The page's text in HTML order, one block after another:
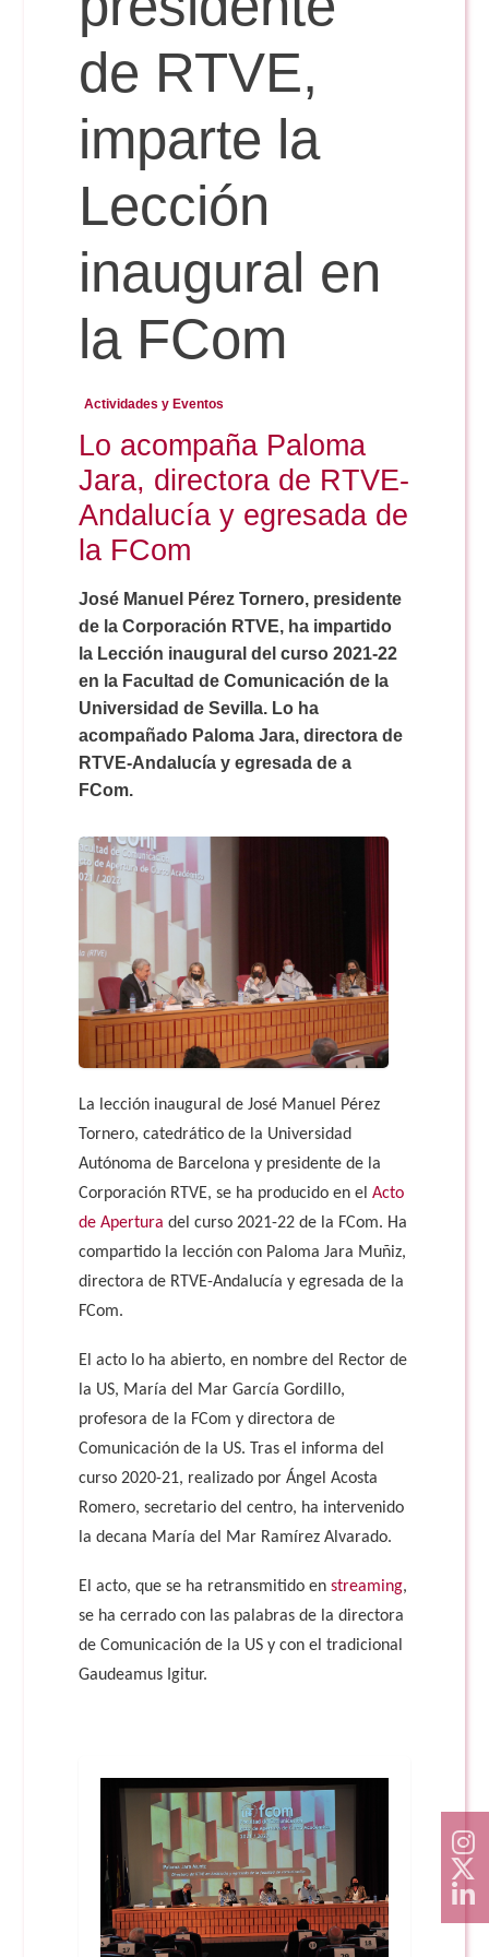
Reservas
Calendario Lectivo
Horarios
Periodismo
Publicidad y RR.PP
Doble Grado PER/CAV
Exámenes Grado
Publicidad y RR.PP
Comunicación Audiovisual
#miTFG
#YoPractico
de RTVE,
imparte la
Lección
inaugural en
la FCom
Actividades y Eventos
Lo acompaña Paloma
Jara, directora de RTVE-
Andalucía y egresada de
la FCom
José Manuel Pérez Tornero, presidente
de la Corporación RTVE, ha impartido
la Lección inaugural del curso 2021-22
en la Facultad de Comunicación de la
Universidad de Sevilla. Lo ha
acompañado Paloma Jara, directora de
RTVE-Andalucía y egresada de a
FCom.
La lección inaugural de José Manuel Pérez
Tornero, catedrático de la Universidad
Autónoma de Barcelona y presidente de la
Corporación RTVE, se ha producido en elActo
de Apertura del curso 2021-22 de la FCom. Ha
compartido la lección con Paloma Jara Muñiz,
directora de RTVE-Andalucía y egresada de la
FCom.
El acto lo ha abierto, en nombre del Rector de
la US, María del Mar García Gordillo,
profesora de la FCom y directora de
Comunicación de la US. Tras el informa del
curso 2020-21, realizado por Ángel Acosta
Romero, secretario del centro, ha intervenido
la decana María del Mar Ramírez Alvarado.
El acto, que se ha retransmitido enstreaming,
se ha cerrado con las palabras de la directora
de Comunicación de la US y con el tradicional
Gaudeamus Igitur.